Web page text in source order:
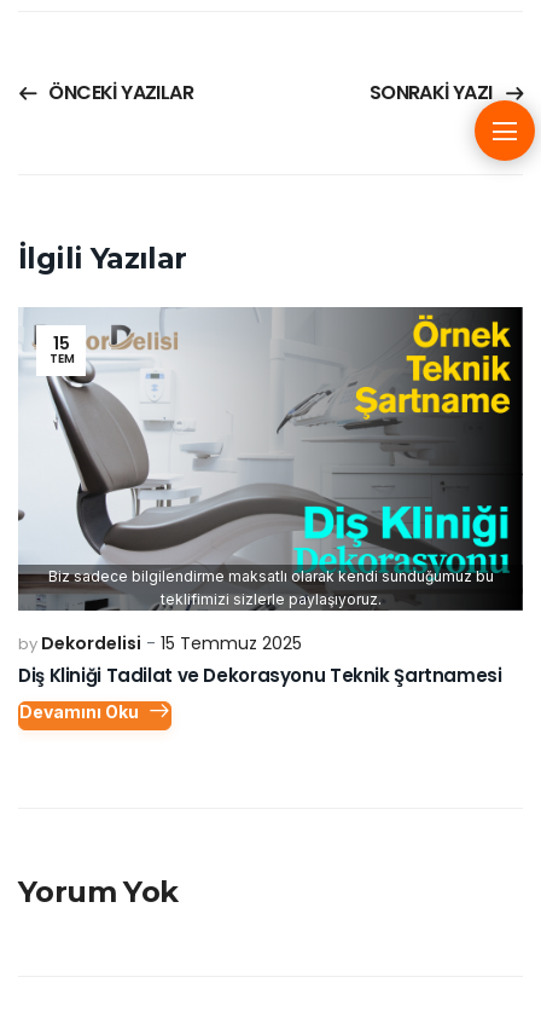
ÖNCEKI YAZILAR SONRAKI YAZI
İlgili Yazılar
15
TEM
Biz sadece bilgilendirme maksatlı olarak kendi sunduğumuz bu
teklifimizi sizlerle paylaşıyoruz.
by Dekordelisi 15 Temmuz 2025
Diş Kliniği Tadilat ve Dekorasyonu Teknik Şartnamesi
Devamını Oku
Yorum Yok